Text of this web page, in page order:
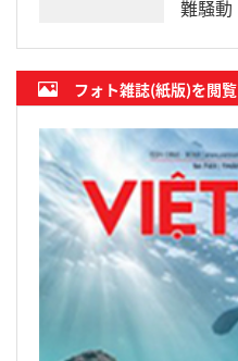
難騒動
フォト雑誌(紙版)を閲覧